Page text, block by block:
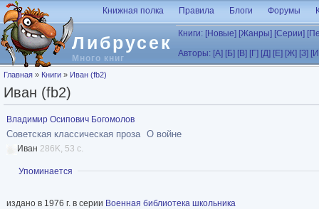
Перейти к основному содержанию
Либрусек
Много книг
Книжная полка Правила Блоги Форумы
Книги: [Новые] [Жанры] [Серии]
Авторы: [А] [Б] [В] [Г] [Д] [Е] [Ж] [З]
Вы здесь
Главная » Книги » Иван (fb2)
Иван (fb2)
Владимир Осипович Богомолов
Советская классическая проза О войне
Иван 286K, 53 с.
Показать
Упоминается
издано в 1976 г. в серии Военная библиотека школьника